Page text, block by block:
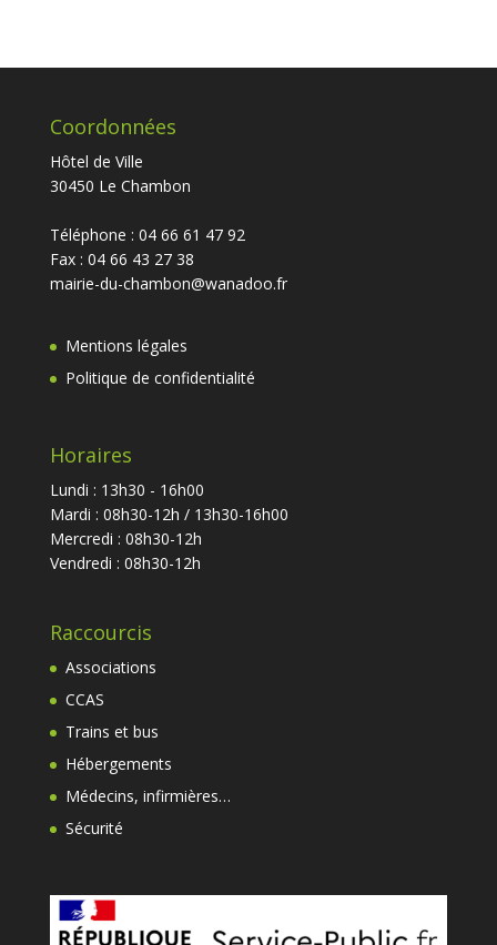
Coordonnées
Hôtel de Ville
30450 Le Chambon
Téléphone : 04 66 61 47 92
Fax : 04 66 43 27 38
mairie-du-chambon@wanadoo.fr
Mentions légales
Politique de confidentialité
Horaires
Lundi : 13h30 - 16h00
Mardi : 08h30-12h / 13h30-16h00
Mercredi : 08h30-12h
Vendredi : 08h30-12h
Raccourcis
Associations
CCAS
Trains et bus
Hébergements
Médecins, infirmières…
Sécurité